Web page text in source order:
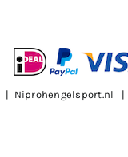
| Niprohengelsport.nl |